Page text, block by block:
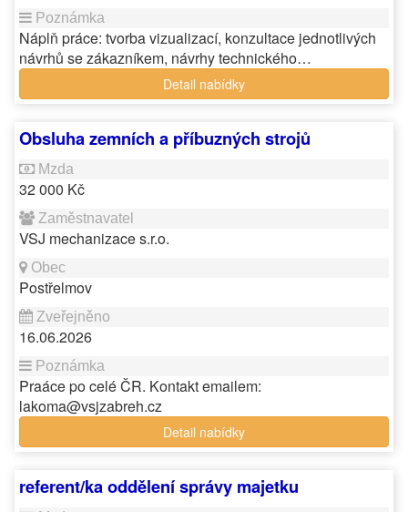
Náplň práce: tvorba vizualizací, konzultace jednotlivých
návrhů se zákazníkem, návrhy technického…
Detail nabídky
Obsluha zemních a příbuzných strojů
32 000 Kč
VSJ mechanizace s.r.o.
Postřelmov
16.06.2026
Praáce po celé ČR. Kontakt emailem:
lakoma@vsjzabreh.cz
Detail nabídky
referent/ka oddělení správy majetku